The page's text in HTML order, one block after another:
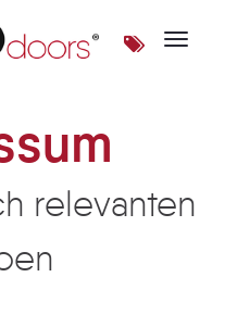
Toggle
relevanten